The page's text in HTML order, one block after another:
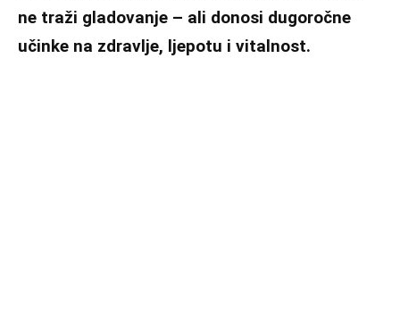
ne traži gladovanje – ali donosi dugoročne
učinke na zdravlje, ljepotu i vitalnost.